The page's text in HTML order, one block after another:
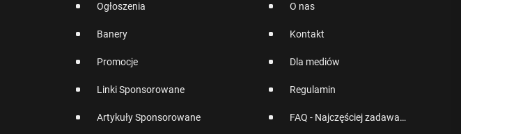
Ogłoszenia
Banery
Promocje
Linki Sponsorowane
Artykuły Sponsorowane
O nas
Kontakt
Dla mediów
Regulamin
FAQ - Najczęściej zadawane pytania